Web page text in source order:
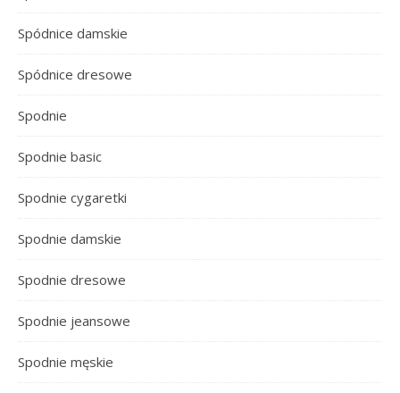
Spódnice damskie
Spódnice dresowe
Spodnie
Spodnie basic
Spodnie cygaretki
Spodnie damskie
Spodnie dresowe
Spodnie jeansowe
Spodnie męskie